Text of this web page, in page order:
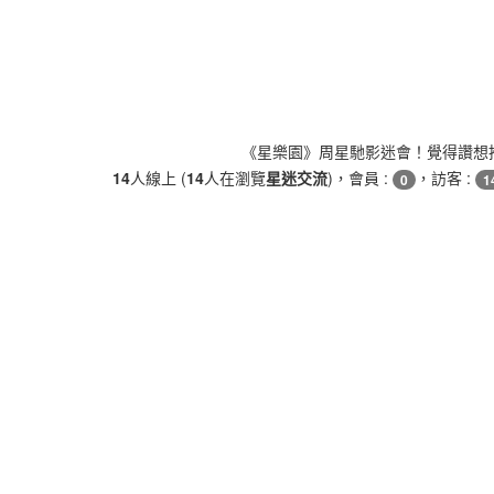
《星樂園》周星馳影迷會！覺得讚
14人線上 (14人在瀏覽星迷交流)，會員 : 0 ，訪客 :